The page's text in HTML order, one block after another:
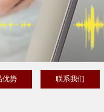
优势 联系我们